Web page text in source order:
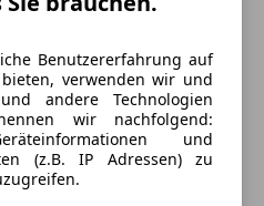
Diesel
Benutzererfahrung auf
verwenden wir und
andere Technologien
wir nachfolgend:
und
(z.B. IP Adressen) zu